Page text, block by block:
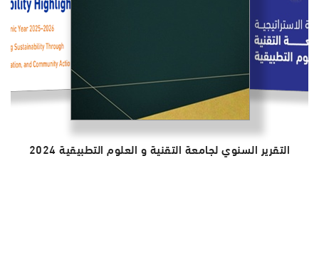
التقرير السنوي لجامعة التقنية و العلوم التطبيقية 2024